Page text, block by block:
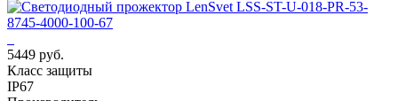
5449 руб.
Класс защиты
IP67